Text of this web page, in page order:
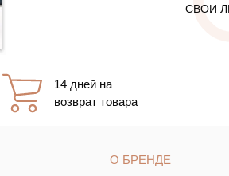
СВОИ
14 дней на
возврат товара
О БРЕНДЕ